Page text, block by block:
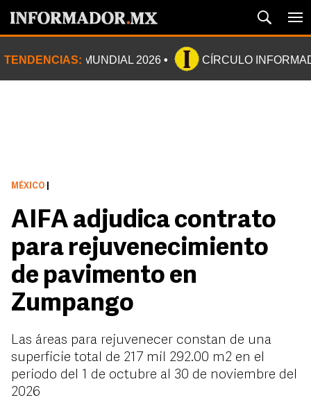
TENDENCIAS: MUNDIAL 2026 CÍRCULO
MÉXICO
AIFA adjudica contrato
para rejuvenecimiento
de pavimento en
Zumpango
Las áreas para rejuvenecer constan de una
superficie total de 217 mil 292.00 m2 en el
periodo del 1 de octubre al 30 de noviembre del
2026